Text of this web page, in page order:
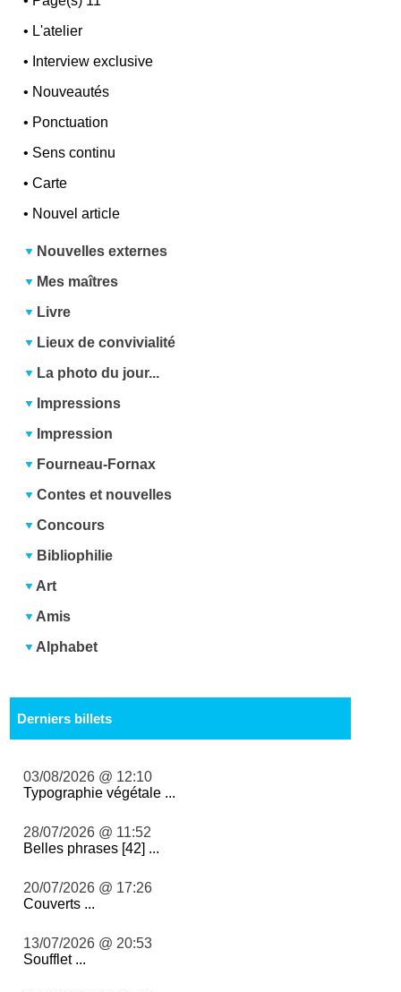
• L'atelier
• Interview exclusive
• Nouveautés
• Ponctuation
• Sens continu
•Carte
• Nouvel article
Nouvelles externes
Mes maîtres
Livre
Lieux de convivialité
La photo du jour...
Impressions
Impression
Fourneau-Fornax
Contes et nouvelles
Concours
Bibliophilie
Art
Amis
Alphabet
Derniers billets
03/08/2026 @ 12:10
Typographie végétale ...
28/07/2026 @ 11:52
Belles phrases [42] ...
20/07/2026 @ 17:26
Couverts ...
13/07/2026 @ 20:53
Soufflet ...